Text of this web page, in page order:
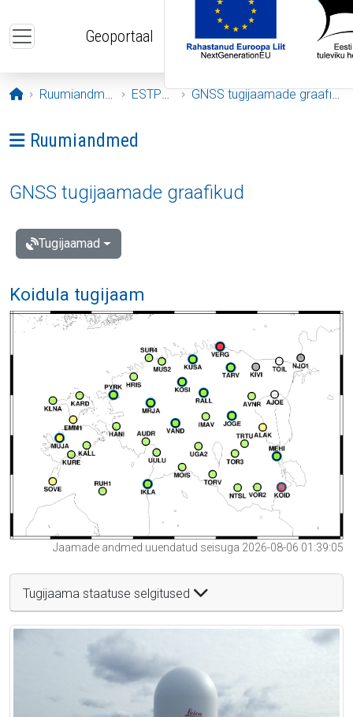
Geoportaal
Avaleht
Ruumiandmed ESTPOS GNSS tugijaamade graafikud
Ava menüü: Ruumiandmed
Ruumiandmed
GNSS tugijaamade graafikud
Tugijaamad
Koidula tugijaam
Jaamade andmed uuendatud seisuga 2026-08-06 01:39:05
Tugijaama staatuse selgitused